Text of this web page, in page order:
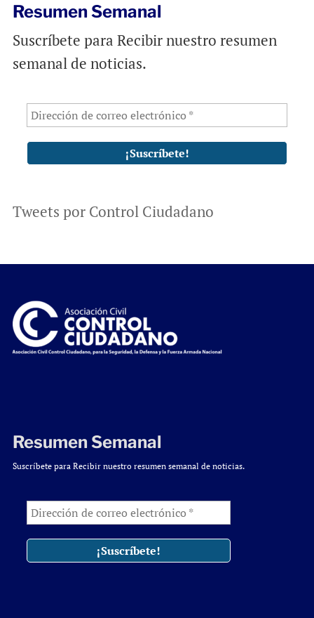
Resumen Semanal
Suscríbete para Recibir nuestro resumen
semanal de noticias.
Tweets por Control Ciudadano
Resumen Semanal
Suscríbete para Recibir nuestro resumen semanal de noticias.